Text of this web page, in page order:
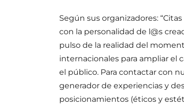
Según sus organizadores:
con la personalidad de l@s
pulso de la realidad del
internacionales para ampliar el
el público. Para contactar con
generador de experiencias y
posicionamientos (éticos y